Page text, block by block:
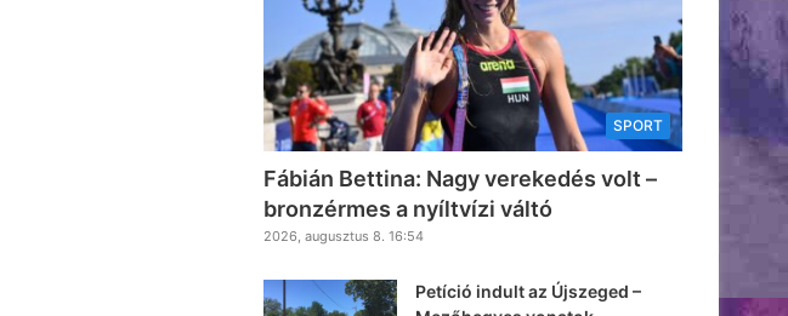
SPORT
Fábián Bettina: Nagy verekedés volt –
bronzérmes a nyíltvízi váltó
2026, augusztus 8. 16:54
Petíció indult az Újszeged –